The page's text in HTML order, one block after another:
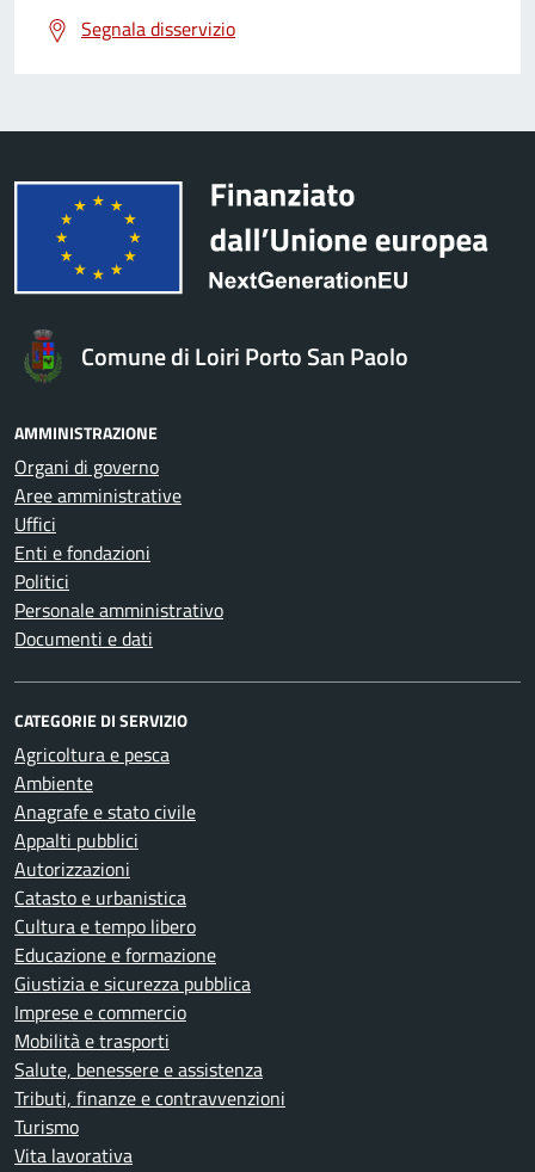
Segnala disservizio
Comune di Loiri Porto San Paolo
AMMINISTRAZIONE
Organi di governo
Aree amministrative
Uffici
Enti e fondazioni
Politici
Personale amministrativo
Documenti e dati
CATEGORIE DI SERVIZIO
Agricoltura e pesca
Ambiente
Anagrafe e stato civile
Appalti pubblici
Autorizzazioni
Catasto e urbanistica
Cultura e tempo libero
Educazione e formazione
Giustizia e sicurezza pubblica
Imprese e commercio
Mobilità e trasporti
Salute, benessere e assistenza
Tributi, finanze e contravvenzioni
Turismo
Vita lavorativa